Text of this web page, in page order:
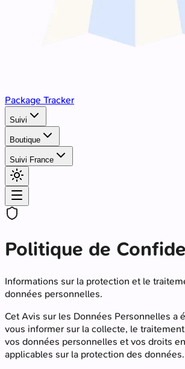
Package Tracker
Suivi
Boutique
Suivi France
Politique de
Informations sur la protection et le
données personnelles.
Cet Avis sur les Données Personnelles a
vous informer sur la collecte, le
vos données personnelles et vos droits
applicables sur la protection des données.